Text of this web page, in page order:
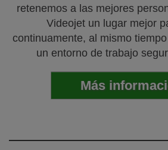
retenemos a las mejores
Videojet un lugar mejor
continuamente, al mismo
un entorno de trabajo
Más